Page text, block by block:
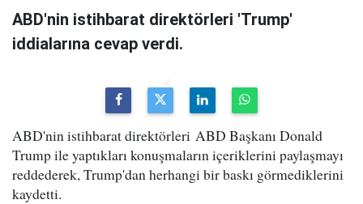
ABD'nin istihbarat direktörleri 'Trump'
iddialarına cevap verdi.
ABD'nin istihbarat direktörleri ABD Başkanı Donald
Trump ile yaptıkları konuşmaların içeriklerini paylaşmayı
reddederek, Trump'dan herhangi bir baskı görmediklerini
kaydetti.